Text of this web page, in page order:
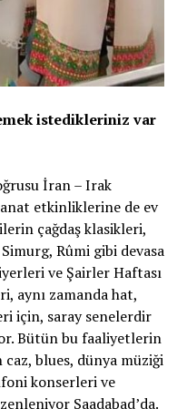
istedikleriniz var
İran – Irak
etkinliklerine de ev
çağdaş klasikleri,
Rûmi gibi devasa
ve Şairler Haftası
aynı zamanda hat,
için, saray senelerdir
Bütün bu faaliyetlerin
caz, blues, dünya müziği
konserleri ve
Saadabad’da.